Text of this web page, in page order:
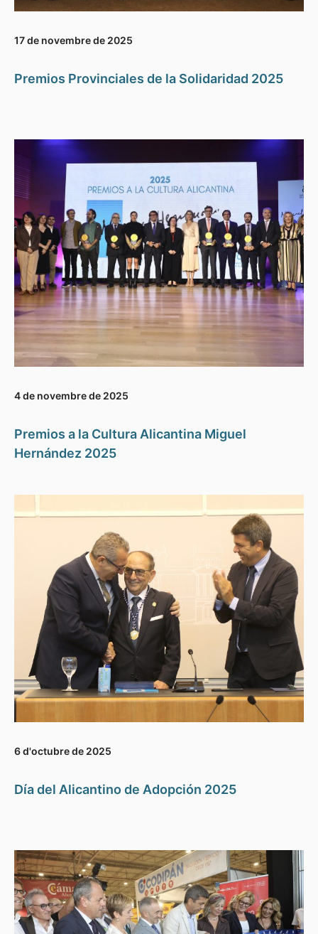
17 de novembre de 2025
Premios Provinciales de la Solidaridad 2025
4 de novembre de 2025
Premios a la Cultura Alicantina Miguel
Hernández 2025
6 d'octubre de 2025
Día del Alicantino de Adopción 2025